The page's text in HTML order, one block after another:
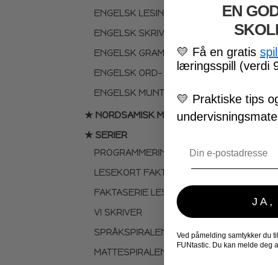
ENGELSK LESING
ENGELSK SKRIVING
ENGELSK GRAMATIKK
ENGELSK ORD- OG BEGREPER
ENGELSK MUNTLIG
★ NORDSAMISK MATERIELL
★ SERIER
PROGRAMMERING
LESEKORT FAKTA
FAKTASERIE LESING
VI SKRIVER
SPRÅKSPIRALEN
MATTESPIRALEN
EN
💛 Få en gratis
læringsspill (verdi
💛 Praktiske tips
JA,
Ved påmelding samtykker du
FUNtastic. Du kan melde deg